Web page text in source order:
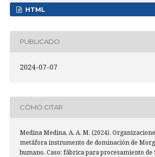
HTML
PUBLICADO
2024-07-07
CÓMO CITAR
Medina Medina, A. A. M. (2024).
metáfora instrumento de dominación de
humano. Caso: fábrica para procesamiento de